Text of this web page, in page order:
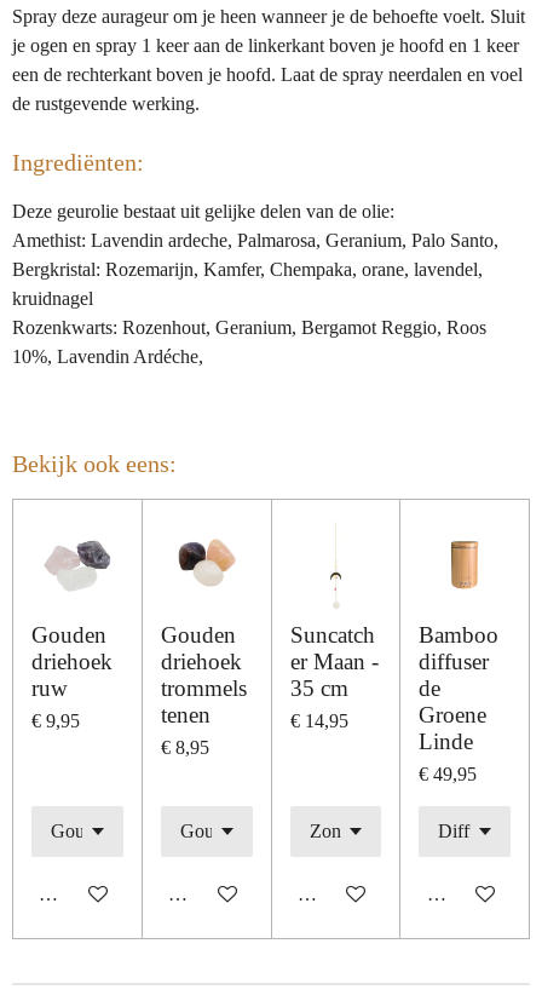
Spray deze aurageur om je heen wanneer je de behoefte voelt. Sluit
je ogen en spray 1 keer aan de linkerkant boven je hoofd en 1 keer
een de rechterkant boven je hoofd. Laat de spray neerdalen en voel
de rustgevende werking.
Ingrediënten:
Deze geurolie bestaat uit gelijke delen van de olie:
Amethist: Lavendin ardeche, Palmarosa, Geranium, Palo Santo,
Bergkristal: Rozemarijn, Kamfer, Chempaka, orane, lavendel,
kruidnagel
Rozenkwarts: Rozenhout, Geranium, Bergamot Reggio, Roos
10%, Lavendin Ardéche,
Bekijk ook eens:
Gouden
driehoek
ruw
€ 9,95
In winkelwagen
Gouden
driehoek
trommels
tenen
€ 8,95
In winkelwagen
Suncatch
er Maan -
35 cm
€ 14,95
In winkelwagen
Bamboo
diffuser
de
Groene
Linde
€ 49,95
In